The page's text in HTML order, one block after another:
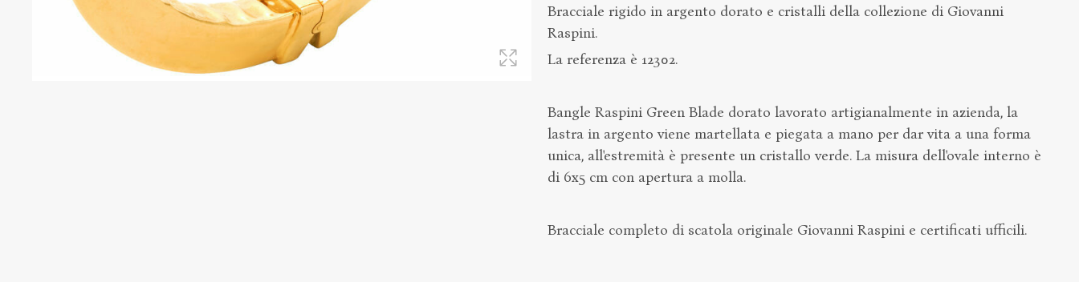
Bracciale rigido in argento dorato e cristalli della collezione di Giovanni
Raspini.
La referenza è 12302.
Bangle Raspini Green Blade dorato lavorato artigianalmente in azienda, la
lastra in argento viene martellata e piegata a mano per dar vita a una forma
unica, all'estremità è presente un cristallo verde. La misura dell'ovale interno è
di 6x5 cm con apertura a molla.
Bracciale completo di scatola originale Giovanni Raspini e certificati ufficili.